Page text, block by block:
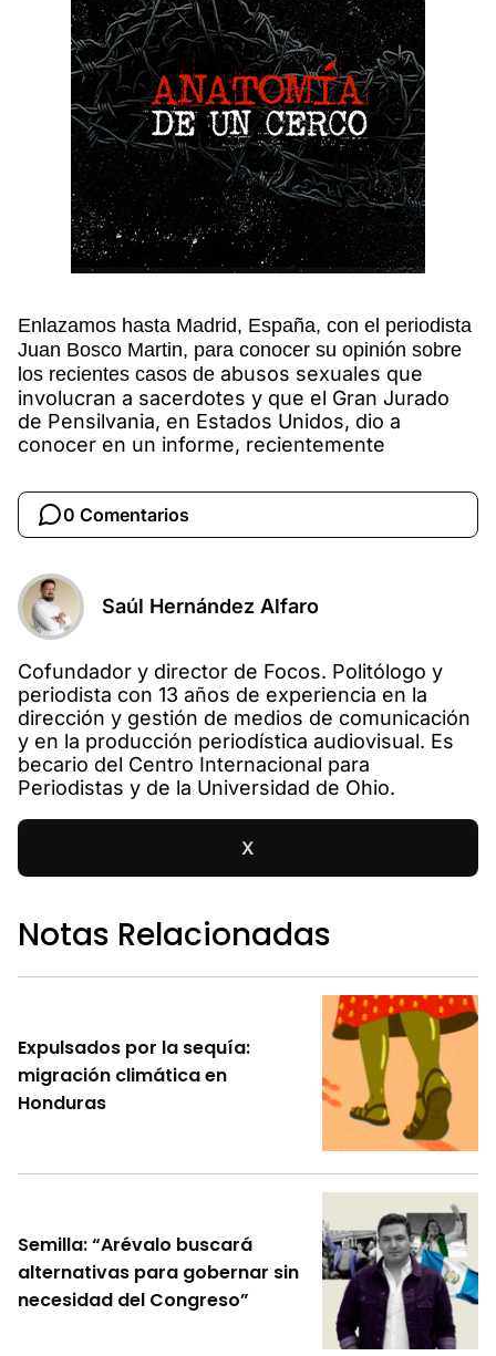
Enlazamos hasta Madrid, España, con el periodista
Juan Bosco Martin, para conocer su opinión sobre
los recientes casos de abusos sexuales que
involucran a sacerdotes y que el Gran Jurado
de Pensilvania, en Estados Unidos, dio a
conocer en un informe, recientemente
0 Comentarios
Saúl Hernández Alfaro
Cofundador y director de Focos. Politólogo y
periodista con 13 años de experiencia en la
dirección y gestión de medios de comunicación
y en la producción periodística audiovisual. Es
becario del Centro Internacional para
Periodistas y de la Universidad de Ohio.
X
Notas Relacionadas
Expulsados por la sequía:
migración climática en
Honduras
Semilla: “Arévalo buscará
alternativas para gobernar sin
necesidad del Congreso”